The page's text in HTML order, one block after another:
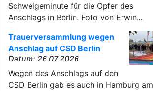
Schweigeminute für die Opfer des
Anschlags in Berlin. Foto von Erwin…
Trauerversammlung wegen
Anschlag auf CSD Berlin
Datum: 26.07.2026
Wegen des Anschlags auf den
CSD Berlin gab es auch in Hamburg am